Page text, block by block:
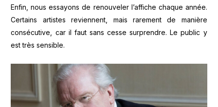
Enfin, nous essayons de renouveler l’affiche chaque année.
Certains artistes reviennent, mais rarement de manière
consécutive, car il faut sans cesse surprendre. Le public y
est très sensible.